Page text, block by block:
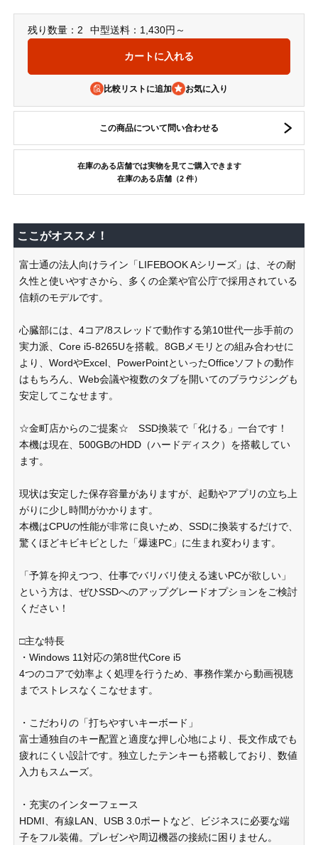
残り数量：2 中型送料：1,430円～
比較リストに追加
この商品について問い合わせる
在庫のある店舗では実物を見てご購入できます
在庫のある店舗（2 件）
ここがオススメ！
富士通の法人向けライン「LIFEBOOK Aシリーズ」は、その耐
久性と使いやすさから、多くの企業や官公庁で採用されている
信頼のモデルです。
心臓部には、4コア/8スレッドで動作する第10世代一歩手前の
実力派、Core i5-8265Uを搭載。8GBメモリとの組み合わせに
より、WordやExcel、PowerPointといったOfficeソフトの動作
はもちろん、Web会議や複数のタブを開いてのブラウジングも
安定してこなせます。
☆金町店からのご提案☆ SSD換装で「化ける」一台です！
本機は現在、500GBのHDD（ハードディスク）を搭載してい
ます。
現状は安定した保存容量がありますが、起動やアプリの立ち上
がりに少し時間がかかります。
本機はCPUの性能が非常に良いため、SSDに換装するだけで、
驚くほどキビキビとした「爆速PC」に生まれ変わります。
「予算を抑えつつ、仕事でバリバリ使える速いPCが欲しい」
という方は、ぜひSSDへのアップグレードオプションをご検討
ください！
□主な特長
・Windows 11対応の第8世代Core i5
4つのコアで効率よく処理を行うため、事務作業から動画視聴
までストレスなくこなせます。
・こだわりの「打ちやすいキーボード」
富士通独自のキー配置と適度な押し心地により、長文作成でも
疲れにくい設計です。独立したテンキーも搭載しており、数値
入力もスムーズ。
・充実のインターフェース
HDMI、有線LAN、USB 3.0ポートなど、ビジネスに必要な端
子をフル装備。プレゼンや周辺機器の接続に困りません。